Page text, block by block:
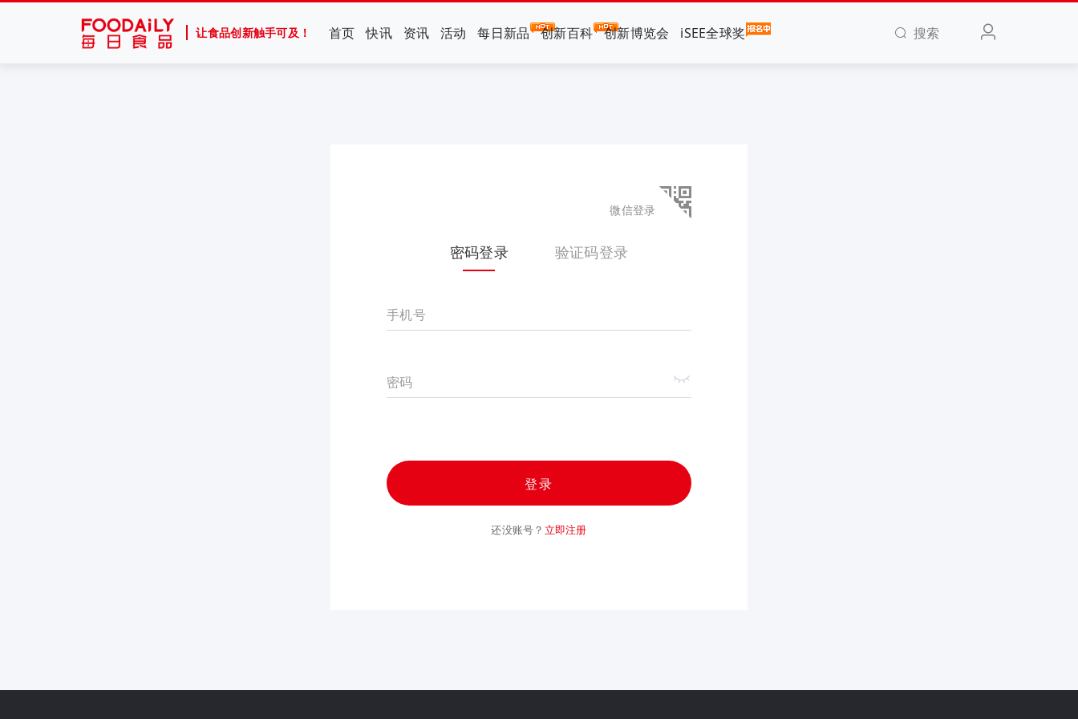
让食品创新触手可及！ 首页 快讯 资讯 活动 每日新品 创新百科 创新博览会 iSEE全球奖 搜索
微信登录
密码登录 验证码登录
手机号
密码
登录
还没账号？ 立即注册